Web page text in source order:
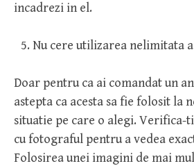
incadrezi in el.
Nu cere utilizarea nelimitata
Doar pentru ca ai comandat un
astepta ca acesta sa fie folosit la
situatie pe care o alegi. Verifica-
cu fotograful pentru a vedea
Folosirea unei imagini de mai